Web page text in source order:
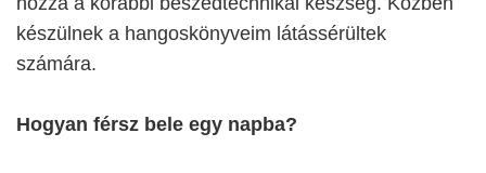
készülnek a hangoskönyveim látássérültek
számára.
Hogyan férsz bele egy napba?